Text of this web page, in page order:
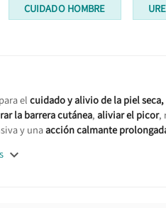
CUIDADO HOMBRE
el cuidado y alivio de la piel
la barrera cutánea, aliviar el picor,
y unaacción calmante
